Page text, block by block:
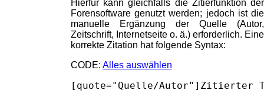
Hierfür kann gleichfalls die Zitierfunktion der
Forensoftware genutzt werden; jedoch ist die
manuelle Ergänzung der Quelle (Autor,
Zeitschrift, Internetseite o. ä.) erforderlich. Eine
korrekte Zitation hat folgende Syntax:
CODE: Alles auswählen
[quote="Quelle/Autor"]Zitierter